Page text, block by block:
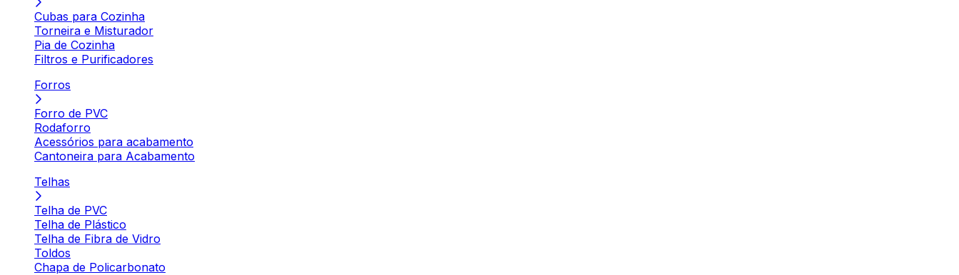
Cubas para Cozinha
Torneira e Misturador
Pia de Cozinha
Filtros e Purificadores
Forros
Forro de PVC
Rodaforro
Acessórios para acabamento
Cantoneira para Acabamento
Telhas
Telha de PVC
Telha de Plástico
Telha de Fibra de Vidro
Toldos
Chapa de Policarbonato